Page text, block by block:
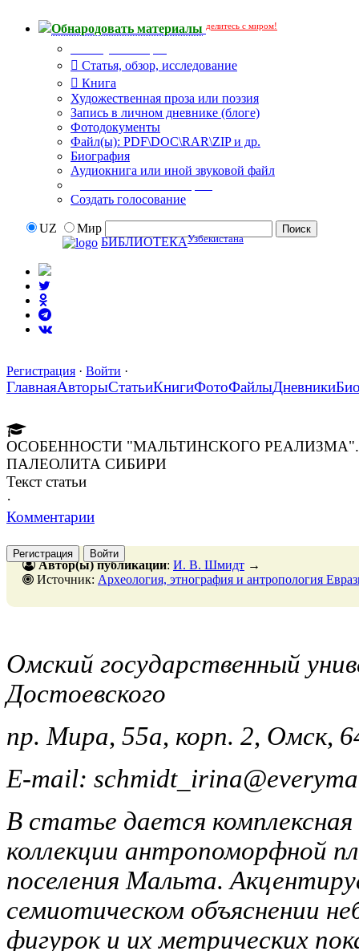
Обнародовать материалы делитесь с миром!
Статья, обзор, исследование
Книга
Художественная проза или поэзия
Запись в личном дневнике (блоге)
Фотодокументы
Файл(ы): PDF\DOC\RAR\ZIP и др.
Биография
Аудиокнига или иной звуковой файл
Создать голосование
UZ
Мир
БИБЛИОТЕКАУзбекистана
Регистрация · Войти ·
ГлавнаяАвторыСтатьиКнигиФотоФайлыДневники
ОСОБЕННОСТИ "МАЛЬТИНСКОГО
ПАЛЕОЛИТА СИБИРИ
Текст статьи
·
Комментарии
Регистрация Войти
Автор(ы) публикации: И. В. Шмидт →
Источник: Археология, этнография и антропология Евразии, № 3, 30
Омский государственный
Достоевского
пр. Мира, 55а, корп. 2, Омск,
E-mail:
В статье дается
коллекции антропоморфной
поселения Мальта.
семиотическом объяснении
фигурок и их метрических